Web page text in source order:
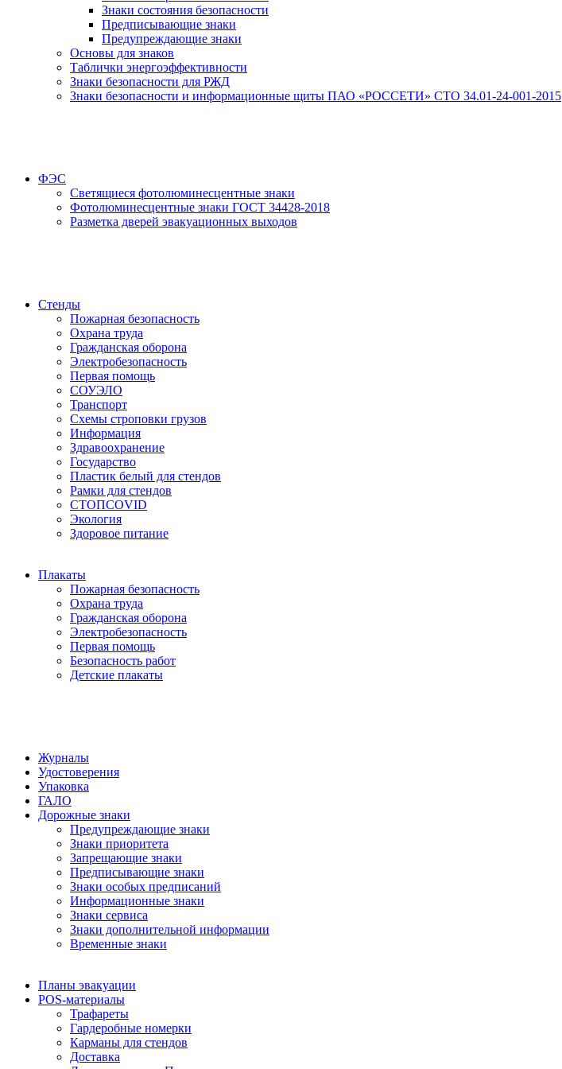
Знаки состояния безопасности
Предписывающие знаки
Предупреждающие знаки
Основы для знаков
Таблички энергоэффективности
Знаки безопасности для РЖД
Знаки безопасности и информационные щиты ПАО «РОССЕТИ» СТО 34.01-24-001-2015
ФЭС
Светящиеся фотолюминесцентные знаки
Фотолюминесцентные знаки ГОСТ 34428-2018
Разметка дверей эвакуационных выходов
Стенды
Пожарная безопасность
Охрана труда
Гражданская оборона
Электробезопасность
Первая помощь
СОУЭЛО
Транспорт
Схемы строповки грузов
Информация
Здравоохранение
Государство
Пластик белый для стендов
Рамки для стендов
СТОПCOVID
Экология
Здоровое питание
Плакаты
Пожарная безопасность
Охрана труда
Гражданская оборона
Электробезопасность
Первая помощь
Безопасность работ
Детские плакаты
Журналы
Удостоверения
Упаковка
ГАЛО
Дорожные знаки
Предупреждающие знаки
Знаки приоритета
Запрещающие знаки
Предписывающие знаки
Знаки особых предписаний
Информационные знаки
Знаки сервиса
Знаки дополнительной информации
Временные знаки
Планы эвакуации
POS-материалы
Трафареты
Гардеробные номерки
Карманы для стендов
Доставка